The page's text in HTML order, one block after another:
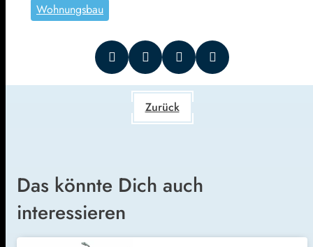
Wohnungsbau
Zurück
Das könnte Dich auch
interessieren